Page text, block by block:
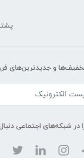
و جدیدترین‌های
در شبکه‌های اجتماعی